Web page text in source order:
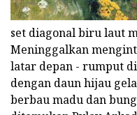
set diagonal biru laut
Meninggalkan
latar depan - rumput
dengan daun hijau
berbau madu dan